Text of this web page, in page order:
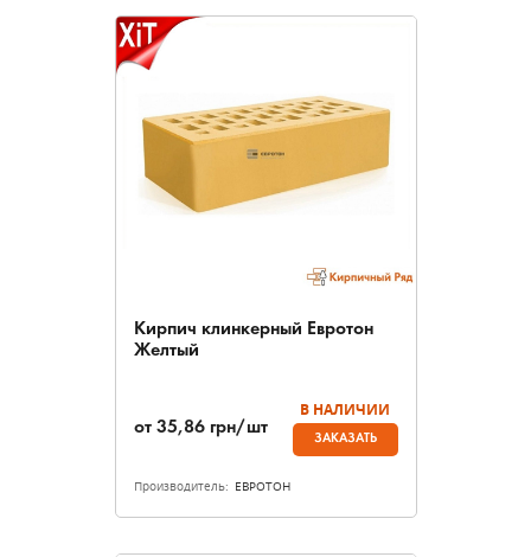
Кирпич клинкерный Евротон
Желтый
от 35,86 грн/шт
В НАЛИЧИИ
ЗАКАЗАТЬ
Производитель: ЕВРОТОН